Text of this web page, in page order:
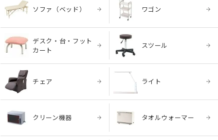
ソファ（ベッド） ワゴン
デスク・台・フット
カート
スツール
チェア ライト
クリーン機器 タオルウォーマー